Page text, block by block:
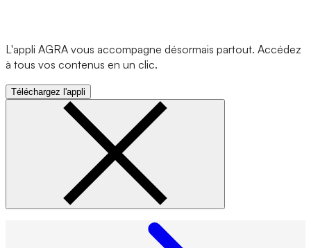
L'appli AGRA vous accompagne désormais partout. Accédez
à tous vos contenus en un clic.
Téléchargez l'appli